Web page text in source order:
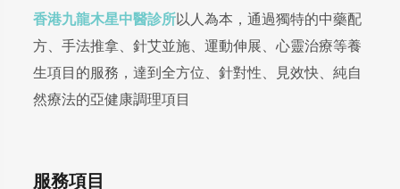
香港九龍木星中醫診所以人為本，通過獨特的中藥配
方、手法推拿、針艾並施、運動伸展、心靈治療等養
生項目的服務，達到全方位、針對性、見效快、純自
然療法的亞健康調理項目
服務項目